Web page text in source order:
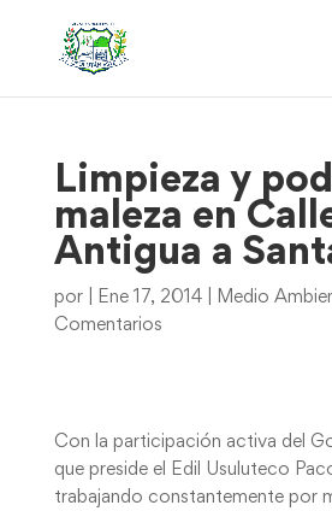
Limpieza y
maleza en
Antigua a
por Ene 17, 2014| Medio
Comentarios
Con la participación activa del
que preside el Edil Usuluteco
trabajando constantemente por